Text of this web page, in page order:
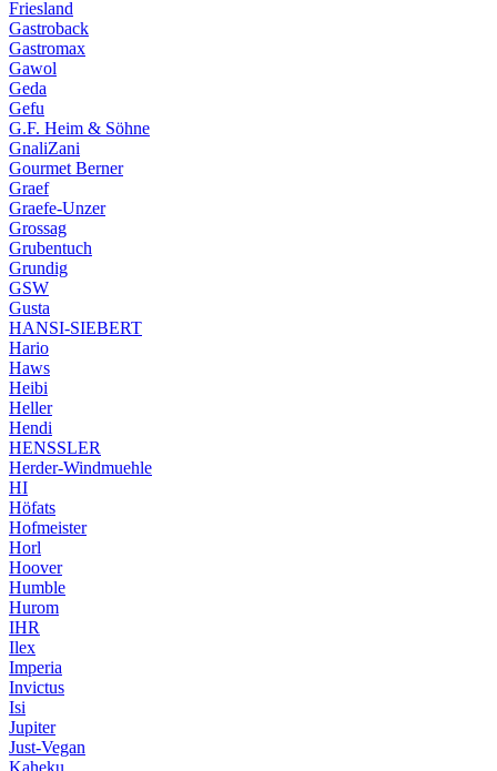
Friesland
Gastroback
Gastromax
Gawol
Geda
Gefu
G.F. Heim & Söhne
GnaliZani
Gourmet Berner
Graef
Graefe-Unzer
Grossag
Grubentuch
Grundig
GSW
Gusta
HANSI-SIEBERT
Hario
Haws
Heibi
Heller
Hendi
HENSSLER
Herder-Windmuehle
HI
Höfats
Hofmeister
Horl
Hoover
Humble
Hurom
IHR
Ilex
Imperia
Invictus
Isi
Jupiter
Just-Vegan
Kaheku